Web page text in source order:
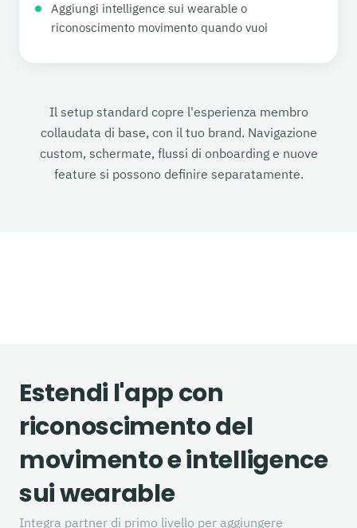
Aggiungi intelligence sui wearable o
riconoscimento movimento quando vuoi
Il setup standard copre l'esperienza membro
collaudata di base, con il tuo brand. Navigazione
custom, schermate, flussi di onboarding e nuove
feature si possono definire separatamente.
Estendi l'app con
riconoscimento del
movimento e intelligence
sui wearable
Integra partner di primo livello per aggiungere